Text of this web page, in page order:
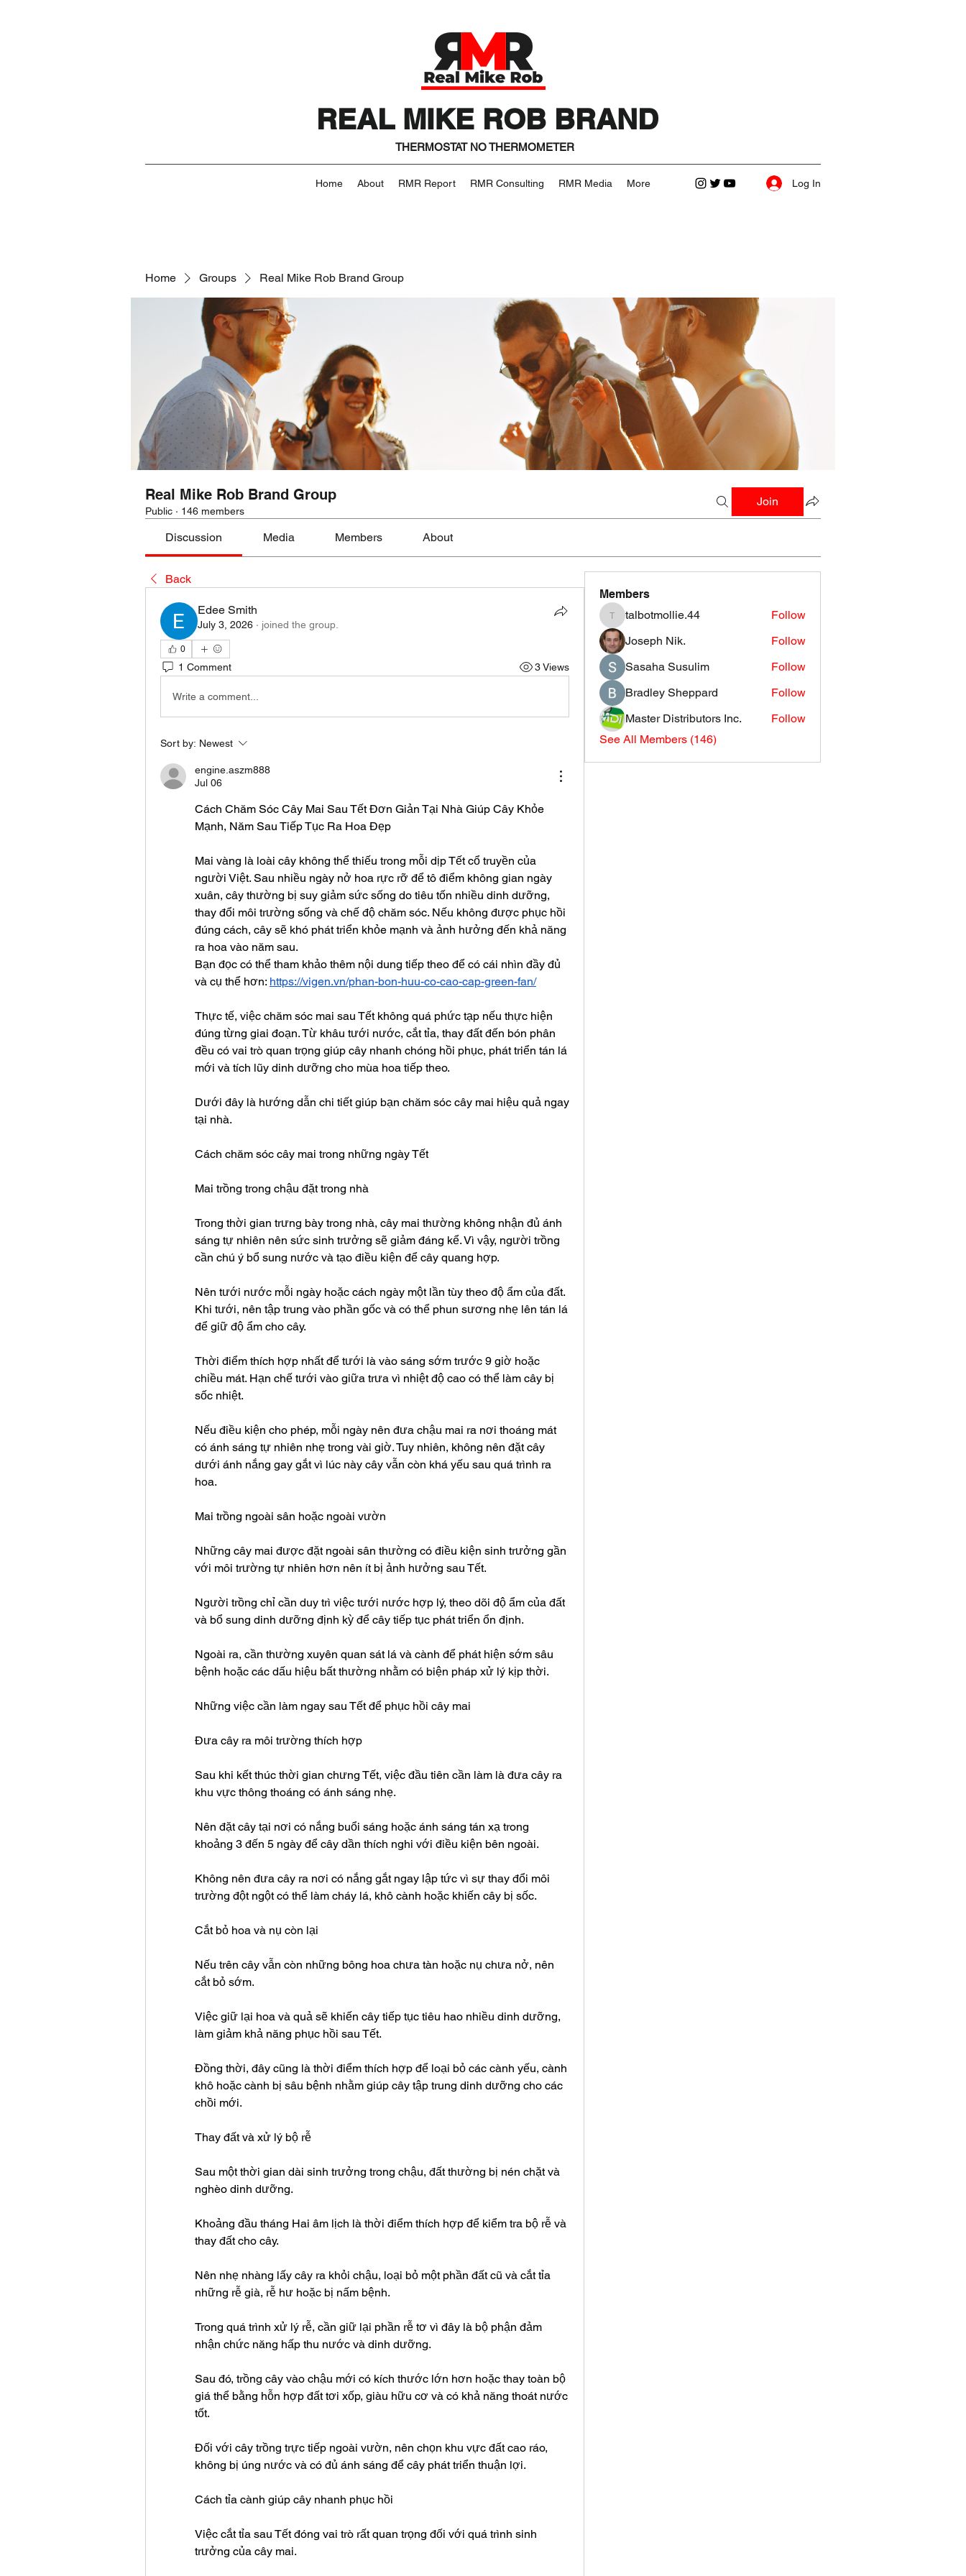
REAL MIKE ROB BRAND
THERMOSTAT NO THERMOMETER
Home About RMR Report RMR Consulting RMR Media More Log In
Home Groups Real Mike Rob Brand Group
Real Mike Rob Brand Group
Public · 146 members
Join
Discussion Media Members About
Back
Edee Smith
July 3, 2026 · joined the group.
0
1 Comment 3 Views
Write a comment...
Sort by: Newest
engine.aszm888
Jul 06
Cách Chăm Sóc Cây Mai Sau Tết Đơn Giản Tại Nhà Giúp Cây Khỏe
Mạnh, Năm Sau Tiếp Tục Ra Hoa Đẹp
Mai vàng là loài cây không thể thiếu trong mỗi dịp Tết cổ truyền của
người Việt. Sau nhiều ngày nở hoa rực rỡ để tô điểm không gian ngày
xuân, cây thường bị suy giảm sức sống do tiêu tốn nhiều dinh dưỡng,
thay đổi môi trường sống và chế độ chăm sóc. Nếu không được phục hồi
đúng cách, cây sẽ khó phát triển khỏe mạnh và ảnh hưởng đến khả năng
ra hoa vào năm sau.
Bạn đọc có thể tham khảo thêm nội dung tiếp theo để có cái nhìn đầy đủ
và cụ thể hơn: https://vigen.vn/phan-bon-huu-co-cao-cap-green-fan/
Thực tế, việc chăm sóc mai sau Tết không quá phức tạp nếu thực hiện
đúng từng giai đoạn. Từ khâu tưới nước, cắt tỉa, thay đất đến bón phân
đều có vai trò quan trọng giúp cây nhanh chóng hồi phục, phát triển tán lá
mới và tích lũy dinh dưỡng cho mùa hoa tiếp theo.
Dưới đây là hướng dẫn chi tiết giúp bạn chăm sóc cây mai hiệu quả ngay
tại nhà.
Cách chăm sóc cây mai trong những ngày Tết
Mai trồng trong chậu đặt trong nhà
Trong thời gian trưng bày trong nhà, cây mai thường không nhận đủ ánh
sáng tự nhiên nên sức sinh trưởng sẽ giảm đáng kể. Vì vậy, người trồng
cần chú ý bổ sung nước và tạo điều kiện để cây quang hợp.
Nên tưới nước mỗi ngày hoặc cách ngày một lần tùy theo độ ẩm của đất.
Khi tưới, nên tập trung vào phần gốc và có thể phun sương nhẹ lên tán lá
để giữ độ ẩm cho cây.
Thời điểm thích hợp nhất để tưới là vào sáng sớm trước 9 giờ hoặc
chiều mát. Hạn chế tưới vào giữa trưa vì nhiệt độ cao có thể làm cây bị
sốc nhiệt.
Nếu điều kiện cho phép, mỗi ngày nên đưa chậu mai ra nơi thoáng mát
có ánh sáng tự nhiên nhẹ trong vài giờ. Tuy nhiên, không nên đặt cây
dưới ánh nắng gay gắt vì lúc này cây vẫn còn khá yếu sau quá trình ra
hoa.
Mai trồng ngoài sân hoặc ngoài vườn
Những cây mai được đặt ngoài sân thường có điều kiện sinh trưởng gần
với môi trường tự nhiên hơn nên ít bị ảnh hưởng sau Tết.
Người trồng chỉ cần duy trì việc tưới nước hợp lý, theo dõi độ ẩm của đất
và bổ sung dinh dưỡng định kỳ để cây tiếp tục phát triển ổn định.
Ngoài ra, cần thường xuyên quan sát lá và cành để phát hiện sớm sâu
bệnh hoặc các dấu hiệu bất thường nhằm có biện pháp xử lý kịp thời.
Những việc cần làm ngay sau Tết để phục hồi cây mai
Đưa cây ra môi trường thích hợp
Sau khi kết thúc thời gian chưng Tết, việc đầu tiên cần làm là đưa cây ra
khu vực thông thoáng có ánh sáng nhẹ.
Nên đặt cây tại nơi có nắng buổi sáng hoặc ánh sáng tán xạ trong
khoảng 3 đến 5 ngày để cây dần thích nghi với điều kiện bên ngoài.
Không nên đưa cây ra nơi có nắng gắt ngay lập tức vì sự thay đổi môi
trường đột ngột có thể làm cháy lá, khô cành hoặc khiến cây bị sốc.
Cắt bỏ hoa và nụ còn lại
Nếu trên cây vẫn còn những bông hoa chưa tàn hoặc nụ chưa nở, nên
cắt bỏ sớm.
Việc giữ lại hoa và quả sẽ khiến cây tiếp tục tiêu hao nhiều dinh dưỡng,
làm giảm khả năng phục hồi sau Tết.
Đồng thời, đây cũng là thời điểm thích hợp để loại bỏ các cành yếu, cành
khô hoặc cành bị sâu bệnh nhằm giúp cây tập trung dinh dưỡng cho các
chồi mới.
Thay đất và xử lý bộ rễ
Sau một thời gian dài sinh trưởng trong chậu, đất thường bị nén chặt và
nghèo dinh dưỡng.
Khoảng đầu tháng Hai âm lịch là thời điểm thích hợp để kiểm tra bộ rễ và
thay đất cho cây.
Nên nhẹ nhàng lấy cây ra khỏi chậu, loại bỏ một phần đất cũ và cắt tỉa
những rễ già, rễ hư hoặc bị nấm bệnh.
Trong quá trình xử lý rễ, cần giữ lại phần rễ tơ vì đây là bộ phận đảm
nhận chức năng hấp thu nước và dinh dưỡng.
Sau đó, trồng cây vào chậu mới có kích thước lớn hơn hoặc thay toàn bộ
giá thể bằng hỗn hợp đất tơi xốp, giàu hữu cơ và có khả năng thoát nước
tốt.
Đối với cây trồng trực tiếp ngoài vườn, nên chọn khu vực đất cao ráo,
không bị úng nước và có đủ ánh sáng để cây phát triển thuận lợi.
Cách tỉa cành giúp cây nhanh phục hồi
Việc cắt tỉa sau Tết đóng vai trò rất quan trọng đối với quá trình sinh
trưởng của cây mai.
Members
talbotmollie.44
talbotmollie.44
Follow
Joseph Nik.
Follow
Sasaha Susulim
Follow
Bradley Sheppard
Follow
Master Distributors Inc.
Follow
See All Members (146)